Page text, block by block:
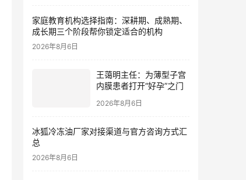
家庭教育机构选择指南：深耕期、成熟期、
成长期三个阶段帮你锁定适合的机构
2026年8月6日
王蔼明主任：为薄型子宫
内膜患者打开“好孕”之门
2026年8月6日
冰狐冷冻油厂家对接渠道与官方咨询方式汇
总
2026年8月6日